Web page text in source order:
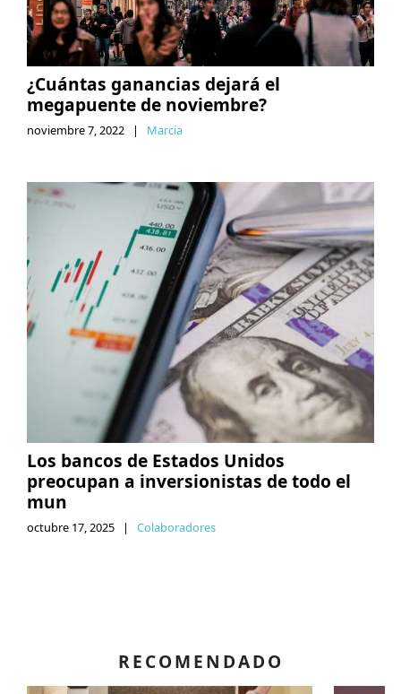
¿Cuántas ganancias dejará el
megapuente de noviembre?
noviembre 7, 2022 | Marcia
Los bancos de Estados Unidos
preocupan a inversionistas de todo el
mun
octubre 17, 2025 | Colaboradores
RECOMENDADO